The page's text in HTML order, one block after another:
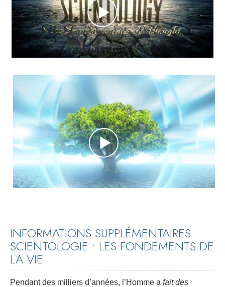
INFORMATIONS SUPPLÉMENTAIRES
SCIENTOLOGIE : LES FONDEMENTS DE
LA VIE
Pendant des milliers d’années, l’Homme a fait des